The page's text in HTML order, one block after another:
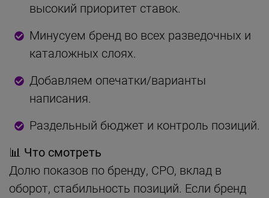
высокий приоритет ставок.
Минусуем бренд во всех разведочных и
каталожных слоях.
Добавляем опечатки/варианты
написания.
Раздельный бюджет и контроль позиций.
📊 Что смотреть
Долю показов по бренду, CPO, вклад в
оборот, стабильность позиций. Если бренд